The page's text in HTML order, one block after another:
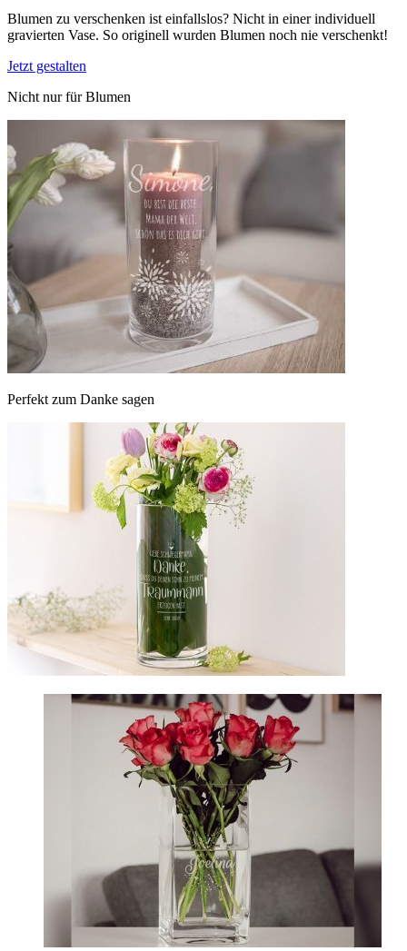
Blumen zu verschenken ist einfallslos? Nicht in einer individuell
gravierten Vase. So originell wurden Blumen noch nie verschenkt!
Jetzt gestalten
Nicht nur für Blumen
Perfekt zum Danke sagen